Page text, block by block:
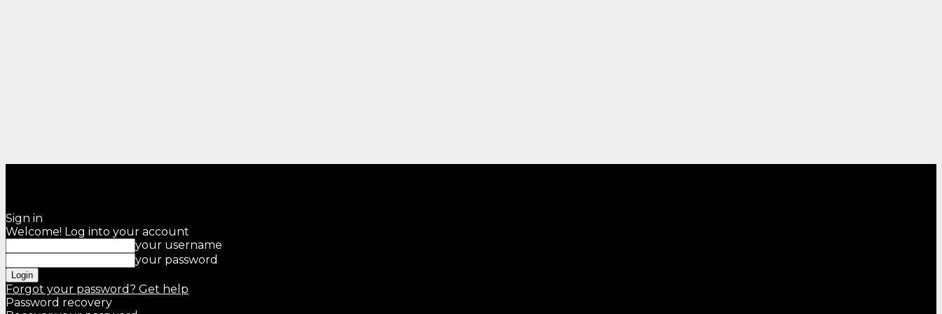
Sign in
Welcome! Log into your account
your username
your password
Forgot your password? Get help
Password recovery